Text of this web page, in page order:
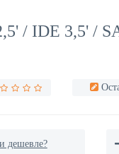
/ IDE 3,5' /
дешевле?